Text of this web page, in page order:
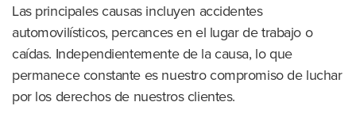
Las principales causas incluyen accidentes
automovilísticos, percances en el lugar de trabajo o
caídas. Independientemente de la causa, lo que
permanece constante es nuestro compromiso de luchar
por los derechos de nuestros clientes.